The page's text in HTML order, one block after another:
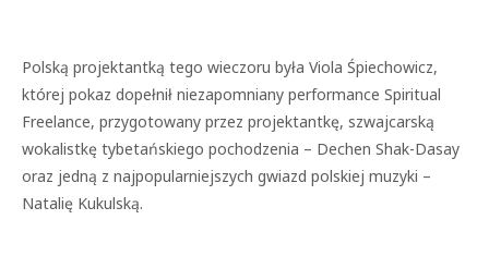
Polską projektantką tego wieczoru była Viola Śpiechowicz,
której pokaz dopełnił niezapomniany performance Spiritual
Freelance, przygotowany przez projektantkę, szwajcarską
wokalistkę tybetańskiego pochodzenia – Dechen Shak-Dasay
oraz jedną z najpopularniejszych gwiazd polskiej muzyki –
Natalię Kukulską.